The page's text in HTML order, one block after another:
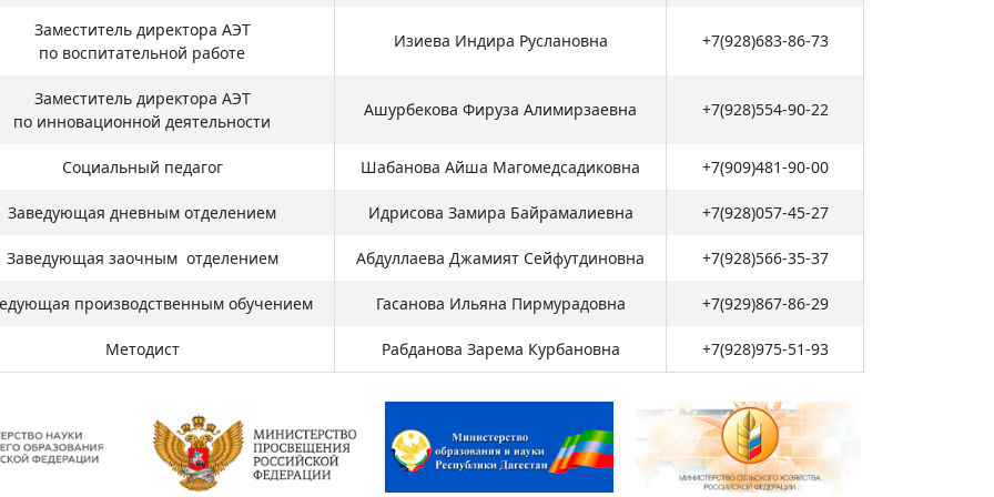
Заместитель директора АЭТ
по воспитательной работе
Изиева Индира Руслановна +7(928)683-86-73
Заместитель директора АЭТ
по инновационной деятельности
Ашурбекова Фируза Алимирзаевна +7(928)554-90-22
Социальный педагог Шабанова Айша Магомедсадиковна +7(909)481-90-00
Заведующая дневным отделением Идрисова Замира Байрамалиевна +7(928)057-45-27
Заведующая заочным отделением Абдуллаева Джамият Сейфутдиновна +7(928)566-35-37
производственным обучением Гасанова Ильяна Пирмурадовна +7(929)867-86-29
Методист Рабданова Зарема Курбановна +7(928)975-51-93